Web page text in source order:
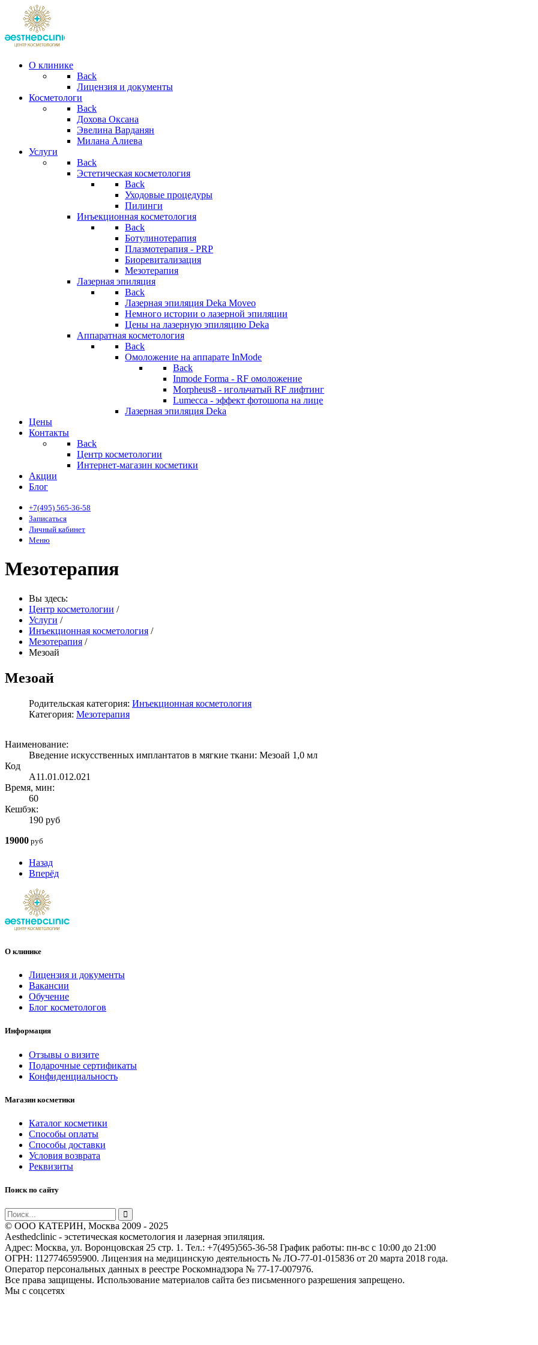
О клинике
Back
Лицензия и документы
Косметологи
Back
Дохова Оксана
Эвелина Варданян
Милана Алиева
Услуги
Back
Эстетическая косметология
Back
Уходовые процедуры
Пилинги
Инъекционная косметология
Back
Ботулинотерапия
Плазмотерапия - PRP
Биоревитализация
Мезотерапия
Лазерная эпиляция
Back
Лазерная эпиляция Deka Moveo
Немного истории о лазерной эпиляции
Цены на лазерную эпиляцию Deka
Аппаратная косметология
Back
Омоложение на аппарате InMode
Back
Inmode Forma - RF омоложение
Morpheus8 - игольчатый RF лифтинг
Lumecca - эффект фотошопа на лице
Лазерная эпиляция Deka
Цены
Контакты
Back
Центр косметологии
Интернет-магазин косметики
Акции
Блог
+7(495) 565-36-58
Записаться
Личный кабинет
Меню
Мезотерапия
Вы здесь:
Центр косметологии /
Услуги /
Инъекционная косметология /
Мезотерапия /
Мезоай
Мезоай
Родительская категория: Инъекционная косметология
Категория: Мезотерапия
Наименование:
Введение искусственных имплантатов в мягкие ткани: Мезоай 1,0 мл
Код
A11.01.012.021
Время, мин:
60
Кешбэк:
190 руб
19000 руб
Назад
Вперёд
О клинике
Лицензия и документы
Вакансии
Обучение
Блог косметологов
Информация
Отзывы о визите
Подарочные сертификаты
Конфиденциальность
Магазин косметики
Каталог косметики
Способы оплаты
Способы доставки
Условия возврата
Реквизиты
Поиск по сайту
© ООО КАТЕРИН, Москва 2009 - 2025
Aesthedclinic - эстетическая косметология и лазерная эпиляция.
Адрес: Москва, ул. Воронцовская 25 стр. 1. Тел.: +7(495)565-36-58 График работы: пн-вс c 10:00 до 21:00
ОГРН: 1127746595900. Лицензия на медицинскую деятельность № ЛО-77-01-015836 от 20 марта 2018 года.
Оператор персональных данных в реестре Роскомнадзора № 77-17-007976.
Все права защищены. Использование материалов сайта без письменного разрешения запрещено.
Мы с соцсетях